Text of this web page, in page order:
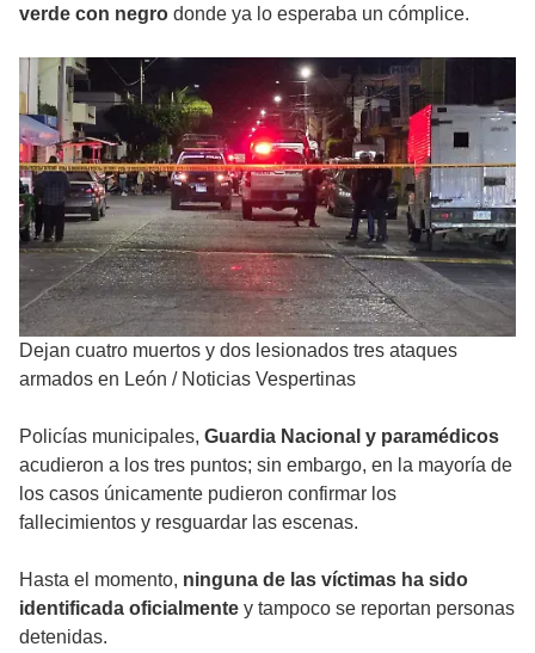
verde con negro donde ya lo esperaba un cómplice.
Dejan cuatro muertos y dos lesionados tres ataques
armados en León / Noticias Vespertinas
Policías municipales, Guardia Nacional y paramédicos
acudieron a los tres puntos; sin embargo, en la mayoría de
los casos únicamente pudieron confirmar los
fallecimientos y resguardar las escenas.
Hasta el momento, ninguna de las víctimas ha sido
identificada oficialmente y tampoco se reportan personas
detenidas.